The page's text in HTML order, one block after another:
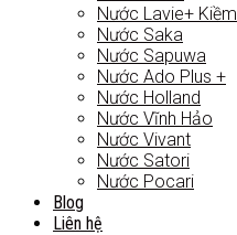
Nước Lavie+ Kiềm
Nước Saka
Nước Sapuwa
Nước Ado Plus +
Nước Holland
Nước Vĩnh Hảo
Nước Vivant
Nước Satori
Nước Pocari
Blog
Liên hệ